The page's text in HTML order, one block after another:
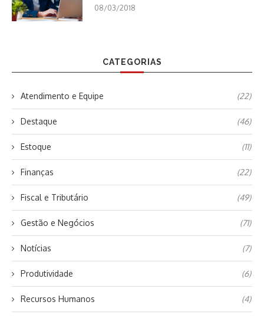
08/03/2018
CATEGORIAS
Atendimento e Equipe (22)
Destaque (46)
Estoque (11)
Finanças (22)
Fiscal e Tributário (49)
Gestão e Negócios (71)
Notícias (7)
Produtividade (6)
Recursos Humanos (4)